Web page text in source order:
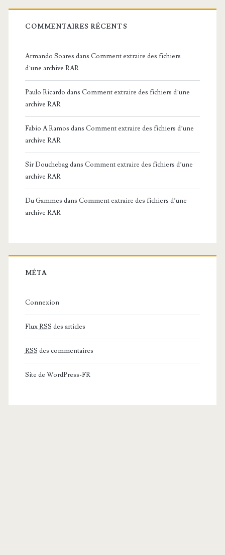
COMMENTAIRES RÉCENTS
Armando Soares dans Comment extraire des fichiers
d’une archive RAR
Paulo Ricardo dans Comment extraire des fichiers d’une
archive RAR
Fabio A Ramos dans Comment extraire des fichiers d’une
archive RAR
Sir Douchebagdans Comment extraire des fichiers d’une
archive RAR
Du Gammes dans Comment extraire des fichiers d’une
archive RAR
MÉTA
Connexion
FluxRSS des articles
RSS des commentaires
Site de WordPress-FR